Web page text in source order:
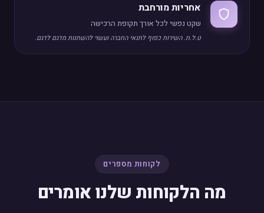
אחריות מורחבת
שקט נפשי לכל אורך תקופת הרכישה
ט.ל.ח. השירות כפוף לתנאי החברה ועשוי להשתנות מדגם לדגם.
לקוחות מספרים
מה הלקוחות שלנו אומרים